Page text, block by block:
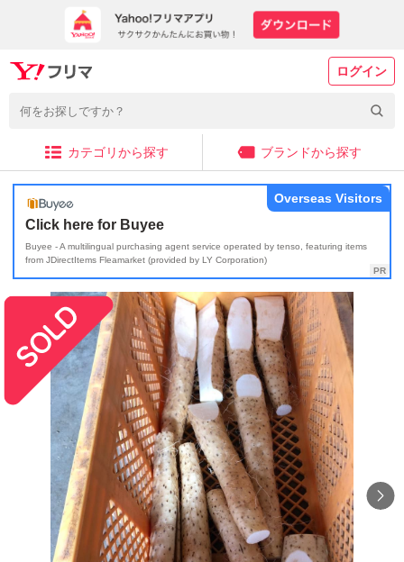
ログイン
カテゴリから探す ブランドから探す
Click here for Buyee
Buyee - A multilingual purchasing agent service operated by tenso, featuring items
from JDirectItems Fleamarket (provided by LY Corporation)
Overseas Visitors